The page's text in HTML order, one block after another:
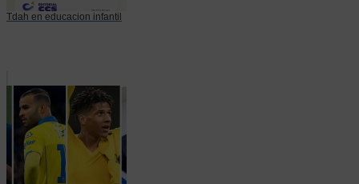
Tdah en educacion infantil